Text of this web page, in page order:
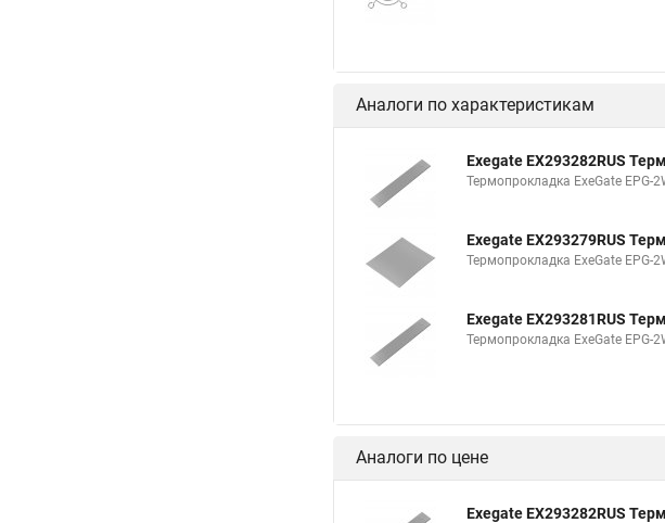
Аналоги по характеристикам
Exegate EX293282RUS
Термопрокладка ExeGate EPG-
Exegate EX293279RUS
Термопрокладка ExeGate EPG-
Exegate EX293281RUS
Термопрокладка ExeGate EPG-
Аналоги по цене
Exegate EX293282RUS